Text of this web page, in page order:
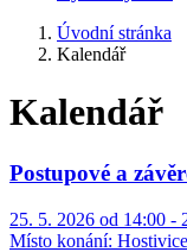
Úvodní stránka
Kalendář
Kalendář
Postupové a
25. 5. 2026 od 14:00 -
Místo konání: